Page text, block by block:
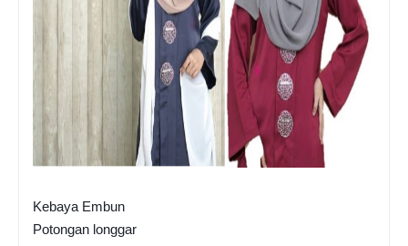
Kebaya Embun
Potongan longgar